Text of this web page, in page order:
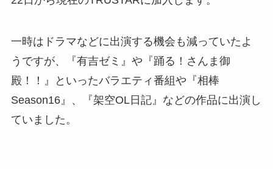
一時はドラマなどに出演する機会も減っていたよ
うですが、『有吉ゼミ』や『踊る！さんま御
殿！！』といったバラエティ番組や『相棒
Season16』、『架空OL日記』などの作品に出演し
ていました。